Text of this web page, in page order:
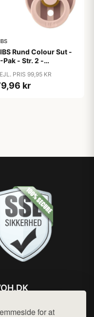
for at
Rund Colour Sut -
Pak - Str. 2 -
- Blush Mix
PRIS 99,95 KR
kr